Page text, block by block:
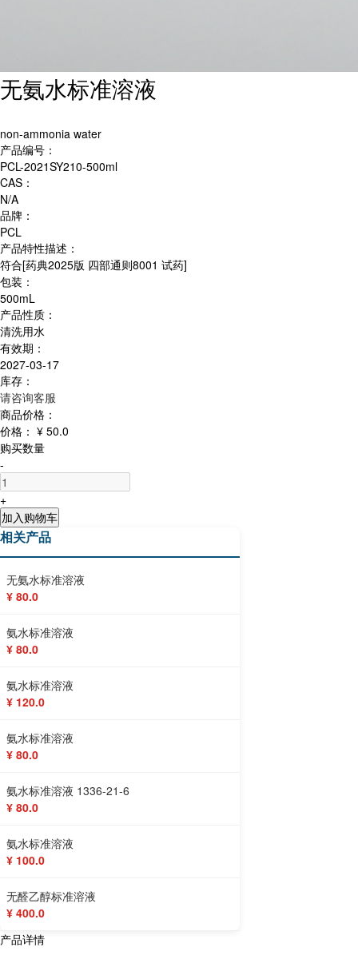
无氨水标准溶液
non-ammonia water
产品编号：
PCL-2021SY210-500ml
CAS：
N/A
品牌：
PCL
产品特性描述：
符合[药典2025版 四部通则8001 试药]
包装：
500mL
产品性质：
清洗用水
有效期：
2027-03-17
库存：
请咨询客服
商品价格：
价格： ¥ 50.0
购买数量
-
+
加入购物车
相关产品
无氨水标准溶液
¥ 80.0
氨水标准溶液
¥ 80.0
氨水标准溶液
¥ 120.0
氨水标准溶液
¥ 80.0
氨水标准溶液 1336-21-6
¥ 80.0
氨水标准溶液
¥ 100.0
无醛乙醇标准溶液
¥ 400.0
产品详情